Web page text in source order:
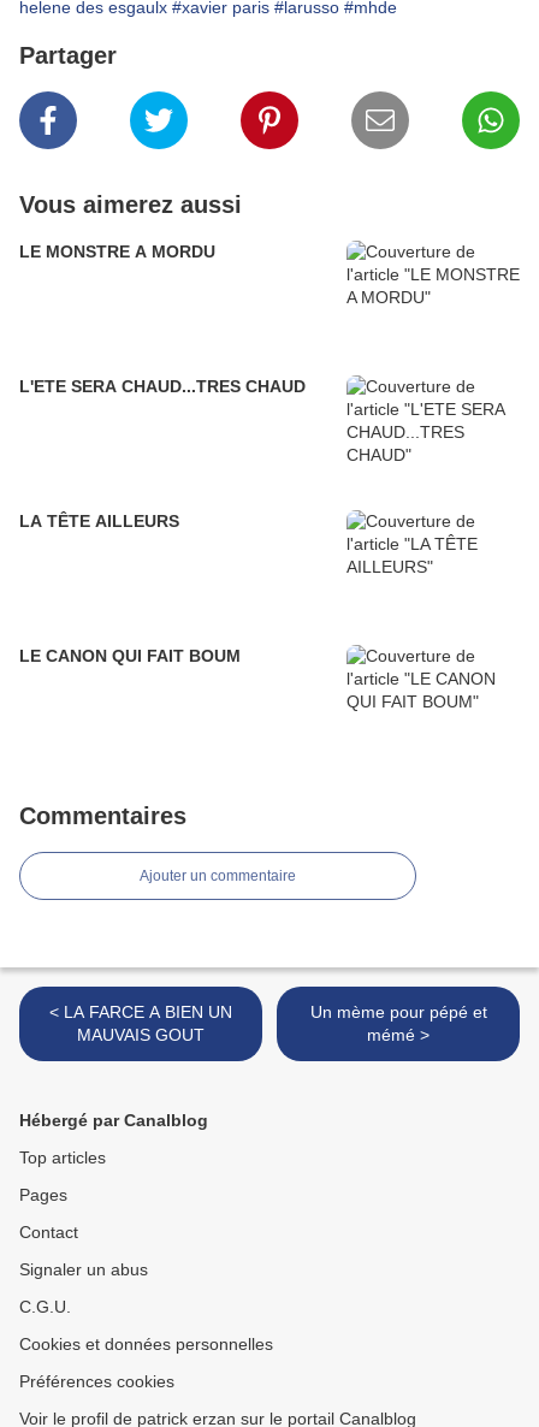
helene des esgaulx #xavier paris #larusso #mhde
Partager
Vous aimerez aussi
LE MONSTRE A MORDU
L'ETE SERA CHAUD...TRES CHAUD
LA TÊTE AILLEURS
LE CANON QUI FAIT BOUM
Commentaires
Ajouter un commentaire
< LA FARCE A BIEN UN
MAUVAIS GOUT
Un mème pour pépé et
mémé >
Hébergé par Canalblog
Top articles
Pages
Contact
Signaler un abus
C.G.U.
Cookies et données personnelles
Préférences cookies
Voir le profil de patrick erzan sur le portail Canalblog